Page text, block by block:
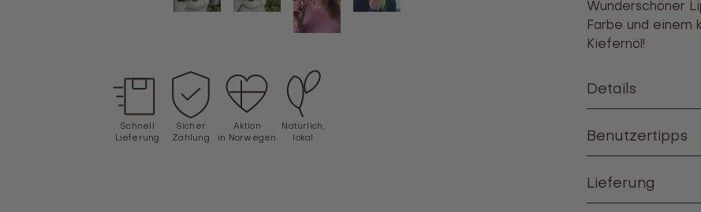
Schnell
Lieferung
Sicher
Zahlung
Aktion
in Norwegen
Natürlich,
lokal
Wunderschöner
Farbe und einem
Kiefernöl!
Details
Benutzertipps
Lieferung